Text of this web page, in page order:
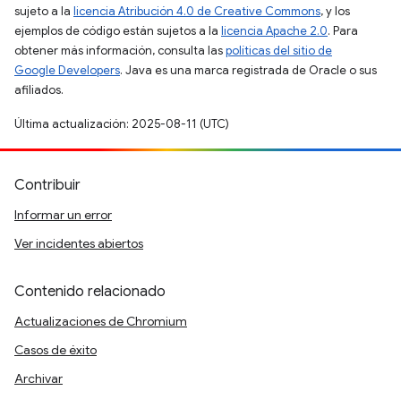
sujeto a la licencia Atribución 4.0 de Creative Commons, y los
ejemplos de código están sujetos a la licencia Apache 2.0. Para
obtener más información, consulta laspolíticas del sitio de
Google Developers. Java es una marca registrada de Oracle o sus
afiliados.
Última actualización: 2025-08-11 (UTC)
Contribuir
Informar un error
Ver incidentes abiertos
Contenido relacionado
Actualizaciones de Chromium
Casos de éxito
Archivar